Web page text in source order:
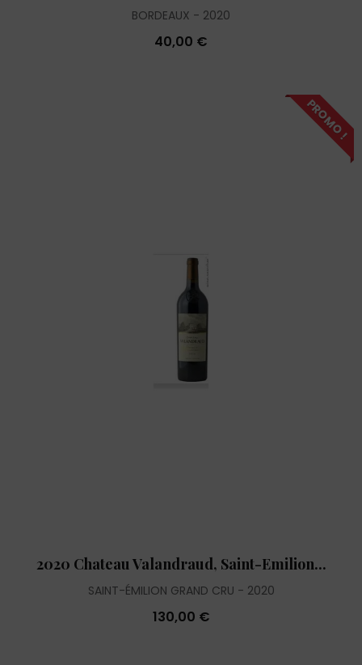
BORDEAUX 2020
40,00 €
PROMO !
2020 Chateau Valandraud, Saint-Emilion...
SAINT-ÉMILION GRAND CRU 2020
130,00 €